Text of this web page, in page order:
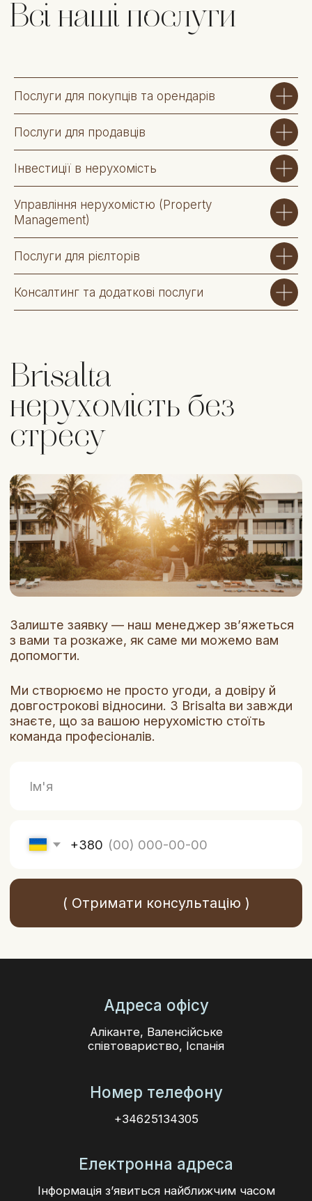
Послуги для покупців та орендарів
Послуги для продавців
Інвестиції в нерухомість
Управління нерухомістю (Property
Management)
Послуги для рієлторів
Консалтинг та додаткові послуги
+380
( Отримати консультацію )
Brisalta –
нерухомість без
стресу
Залиште заявку — наш менеджер зв’яжеться
з вами та розкаже, як саме ми можемо вам
допомогти.
Ми створюємо не просто угоди, а довіру й
довгострокові відносини. З Brisalta ви завжди
Адреса офісу
Електронна адреса
Юридична інформація
Соцмережі
Аліканте, Валенсійське
співтовариство, Іспанія
Інформація з’явиться найближчим часом
Інформація з’явиться найближчим часом